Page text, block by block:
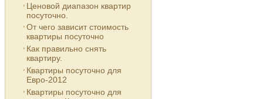
Ценовой диапазон квартир
посуточно.
От чего зависит стоимость
квартиры посуточно
Как правильно снять
квартиру.
Квартиры посуточно для
Евро-2012
Квартиры посуточно для